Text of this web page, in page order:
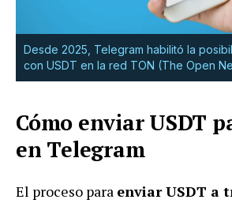
Desde 2025, Telegram habilitó la
con USDT en la red TON (The Open
Cómo enviar USDT
en Telegram
El proceso para enviar USDT a